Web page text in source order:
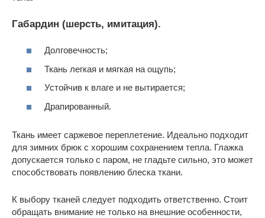
Габардин (шерсть, имитация).
Долговечность;
Ткань легкая и мягкая на ощупь;
Устойчив к влаге и не вытирается;
Драпированный.
Ткань имеет саржевое переплетение. Идеально подходит
для зимних брюк с хорошим сохранением тепла. Глажка
допускается только с паром, не гладьте сильно, это может
способствовать появлению блеска ткани.
К выбору тканей следует подходить ответственно. Стоит
обращать внимание не только на внешние особенности,